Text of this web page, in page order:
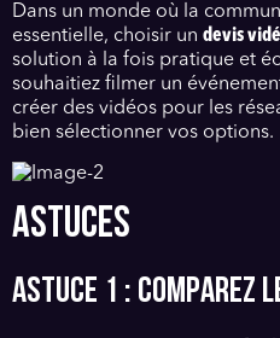
Dans un monde où la
essentielle, choisir un devis
solution à la fois pratique et
souhaitiez filmer un
créer des vidéos pour les
bien sélectionner vos options.
ASTUCES
Astuce 1 :